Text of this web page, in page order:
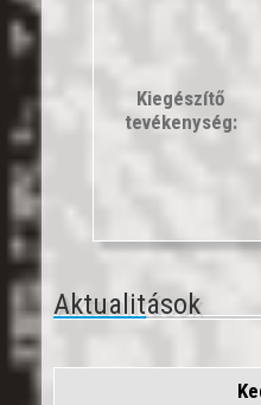
Kiegészítő
tevékenység:
Aktualitások